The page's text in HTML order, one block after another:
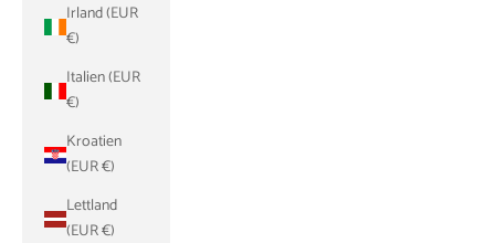
Irland (EUR
€)
Italien (EUR
€)
Kroatien
(EUR €)
Lettland
(EUR €)